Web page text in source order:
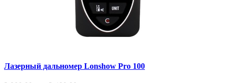
Лазерный дальномер Lonshow Pro 100